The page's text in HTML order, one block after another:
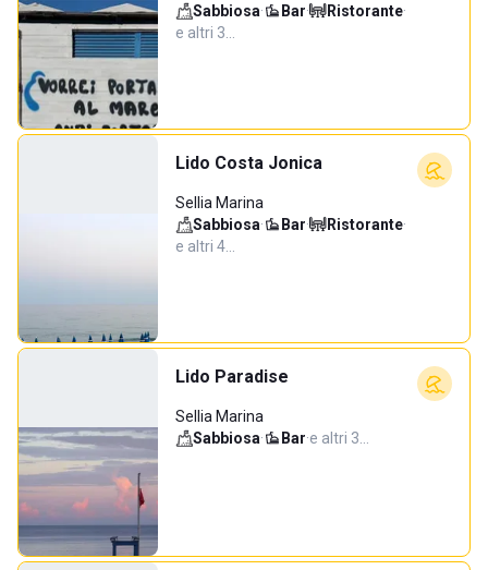
Sabbiosa· Bar· Ristorante·
e altri 3…
Lido Costa Jonica
Sellia Marina
Sabbiosa· Bar· Ristorante·
e altri 4…
Lido Paradise
Sellia Marina
Sabbiosa· Bar·e altri 3…